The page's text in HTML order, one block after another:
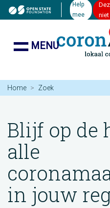
Help
mee
MENU
Home Zoek
Blijf op de
alle
in jouw